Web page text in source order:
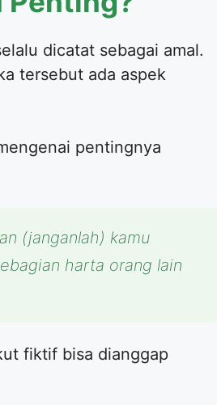
dicatat sebagai amal.
tersebut ada aspek
pentingnya
(janganlah) kamu
harta orang lain
fiktif bisa dianggap